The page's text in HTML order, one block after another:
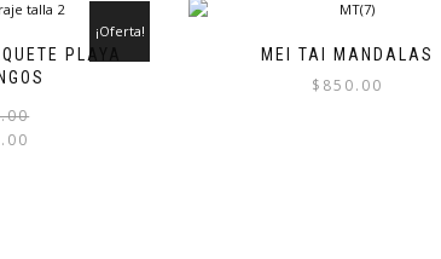
PLAYA
¡Oferta!
MEI TAI MANDALAS
$ 850.00